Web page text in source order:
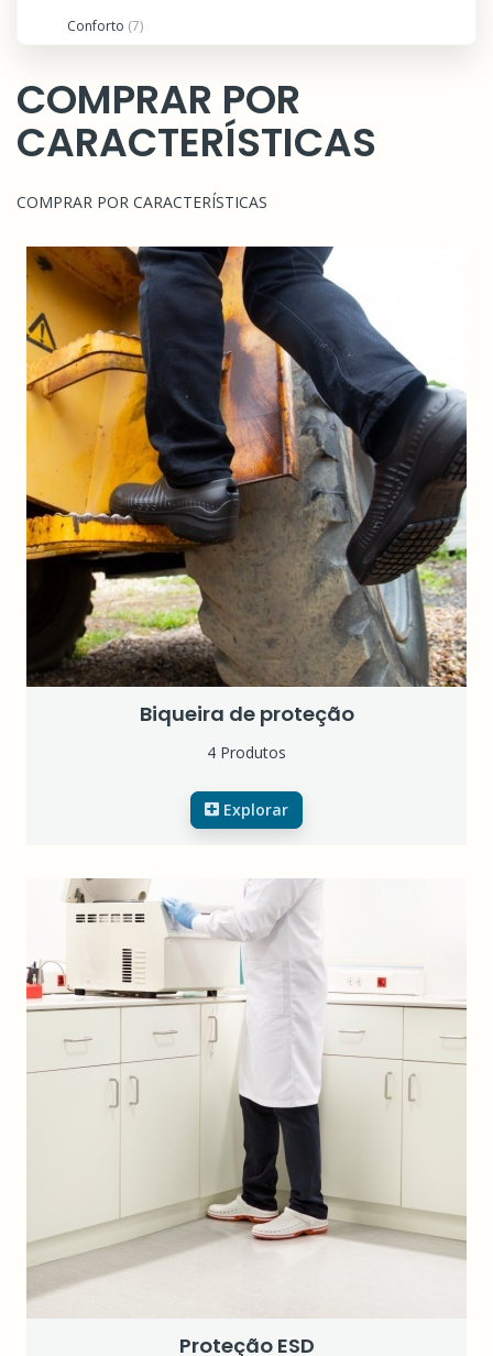
Conforto (7)
COMPRAR POR
CARACTERÍSTICAS
COMPRAR POR CARACTERÍSTICAS
Biqueira de proteção
4 Produtos
Explorar
Proteção ESD